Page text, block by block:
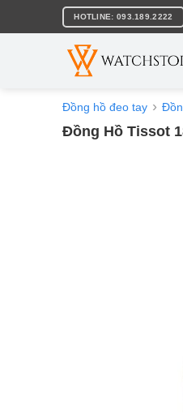
nội
HOTLINE: 093.189.2222
Đồng hồ đeo tay
Đồng Hồ Tissot